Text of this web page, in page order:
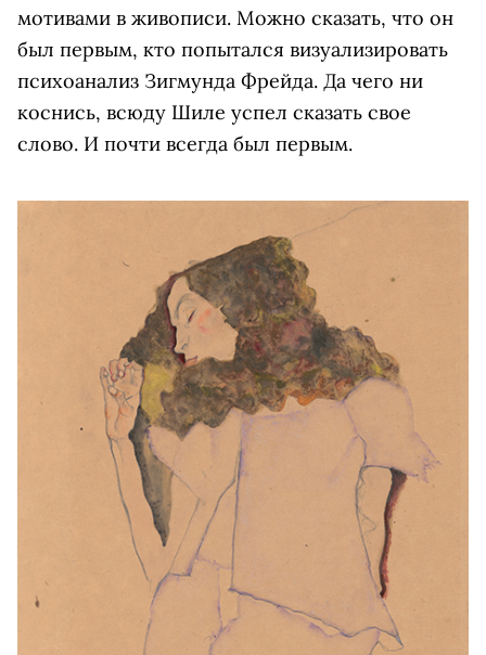
мотивами в живописи. Можно сказать, что он
был первым, кто попытался визуализировать
психоанализ Зигмунда Фрейда. Да чего ни
коснись, всюду Шиле успел сказать свое
слово. И почти всегда был первым.